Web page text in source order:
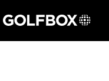
GOLFBOX